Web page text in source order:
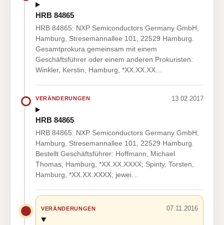
HRB 84865
HRB 84865: NXP Semiconductors Germany GmbH,
Hamburg, Stresemannallee 101, 22529 Hamburg.
Gesamtprokura gemeinsam mit einem
Geschäftsführer oder einem anderen Prokuristen:
Winkler, Kerstin, Hamburg, *XX.XX.XX…
VERÄNDERUNGEN 13.02.2017
HRB 84865
HRB 84865: NXP Semiconductors Germany GmbH,
Hamburg, Stresemannallee 101, 22529 Hamburg.
Bestellt Geschäftsführer: Hoffmann, Michael
Thomas, Hamburg, *XX.XX.XXXX; Spinty, Torsten,
Hamburg, *XX.XX.XXXX, jewei…
VERÄNDERUNGEN 07.11.2016